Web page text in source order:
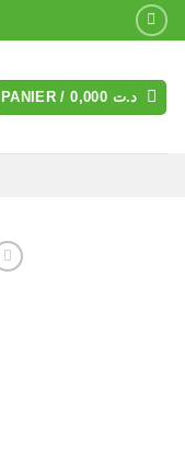
PANIER / د.ت